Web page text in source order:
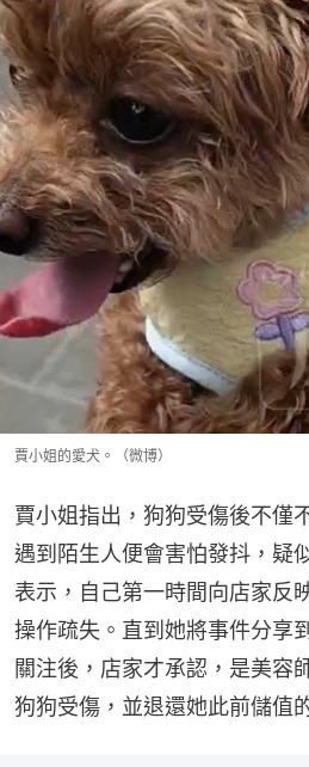
賈小姐的愛犬。（微博）
賈小姐指出，狗狗受傷後不僅
遇到陌生人便會害怕發抖，疑
表示，自己第一時間向店家反
操作疏失。直到她將事件分享
關注後，店家才承認，是美容
狗狗受傷，並退還她此前儲值